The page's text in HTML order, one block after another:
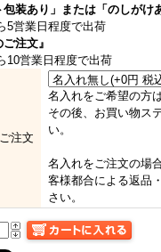
包装あり」または「のしがけ
5営業日程度で出荷
ご注文』
10営業日程度で出荷
注文
名入れをご希望の方
その後、お買い物ス
い。
名入れをご注文の場
客様都合による返品
さい。